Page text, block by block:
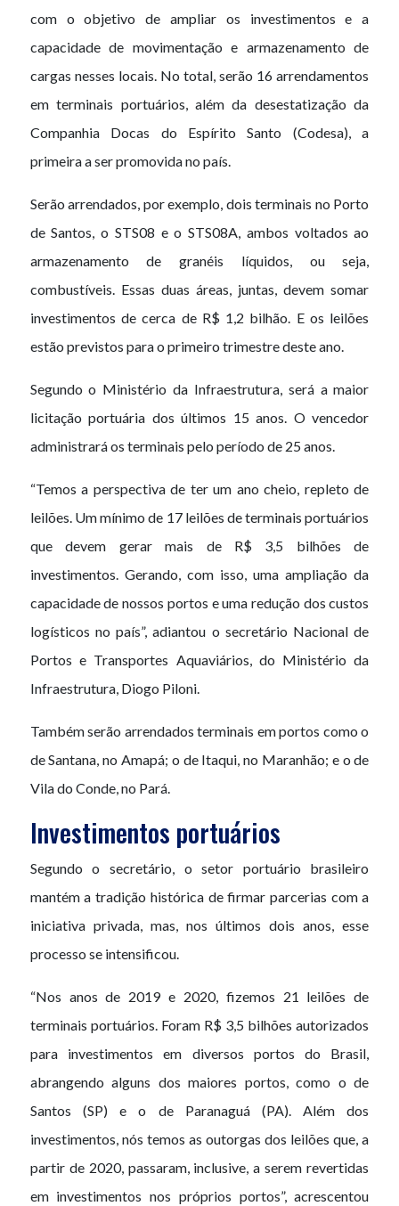
com o objetivo de ampliar os investimentos e a
capacidade de movimentação e armazenamento de
cargas nesses locais. No total, serão 16 arrendamentos
em terminais portuários, além da desestatização da
Companhia Docas do Espírito Santo (Codesa), a
primeira a ser promovida no país.
Serão arrendados, por exemplo, dois terminais no Porto
de Santos, o STS08 e o STS08A, ambos voltados ao
armazenamento de granéis líquidos, ou seja,
combustíveis. Essas duas áreas, juntas, devem somar
investimentos de cerca de R$ 1,2 bilhão. E os leilões
estão previstos para o primeiro trimestre deste ano.
Segundo o Ministério da Infraestrutura, será a maior
licitação portuária dos últimos 15 anos. O vencedor
administrará os terminais pelo período de 25 anos.
“Temos a perspectiva de ter um ano cheio, repleto de
leilões. Um mínimo de 17 leilões de terminais portuários
que devem gerar mais de R$ 3,5 bilhões de
investimentos. Gerando, com isso, uma ampliação da
capacidade de nossos portos e uma redução dos custos
logísticos no país”, adiantou o secretário Nacional de
Portos e Transportes Aquaviários, do Ministério da
Infraestrutura, Diogo Piloni.
Também serão arrendados terminais em portos como o
de Santana, no Amapá; o de Itaqui, no Maranhão; e o de
Vila do Conde, no Pará.
Investimentos portuários
Segundo o secretário, o setor portuário brasileiro
mantém a tradição histórica de firmar parcerias com a
iniciativa privada, mas, nos últimos dois anos, esse
processo se intensificou.
“Nos anos de 2019 e 2020, fizemos 21 leilões de
terminais portuários. Foram R$ 3,5 bilhões autorizados
para investimentos em diversos portos do Brasil,
abrangendo alguns dos maiores portos, como o de
Santos (SP) e o de Paranaguá (PA). Além dos
investimentos, nós temos as outorgas dos leilões que, a
partir de 2020, passaram, inclusive, a serem revertidas
em investimentos nos próprios portos”, acrescentou